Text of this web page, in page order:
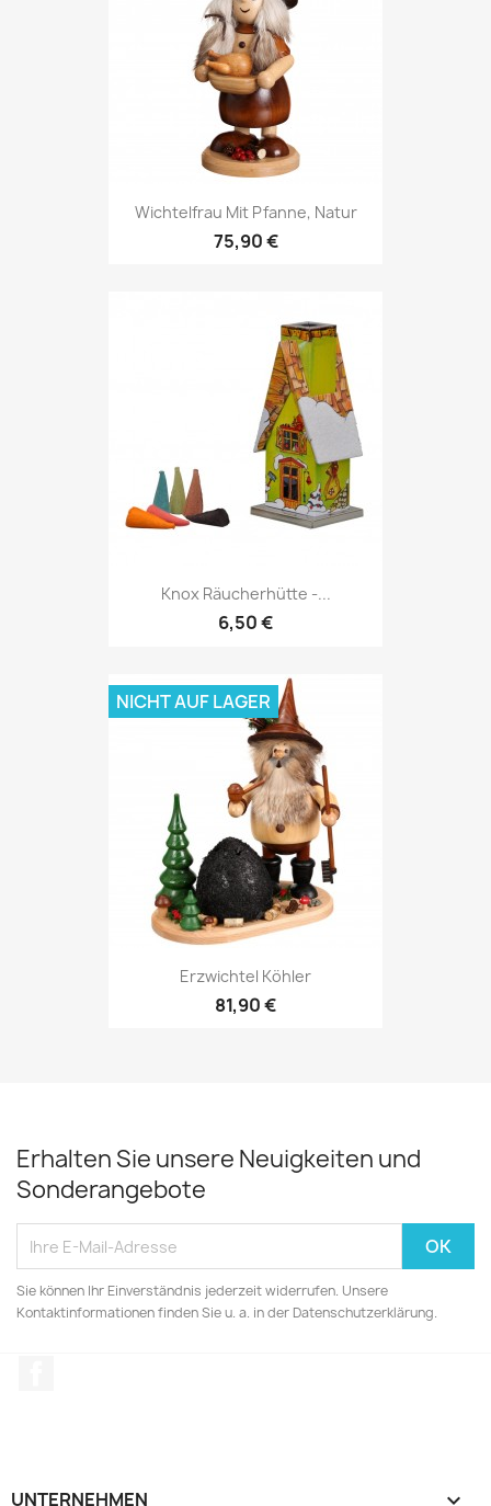
Wichtelfrau Mit Pfanne, Natur
75,90 €
Knox Räucherhütte -...
6,50 €
Erzwichtel Köhler
81,90 €
NICHT AUF LAGER
Erhalten Sie unsere Neuigkeiten und
Sonderangebote
Sie können Ihr Einverständnis jederzeit widerrufen. Unsere
Kontaktinformationen finden Sie u. a. in der Datenschutzerklärung.
UNTERNEHMEN 